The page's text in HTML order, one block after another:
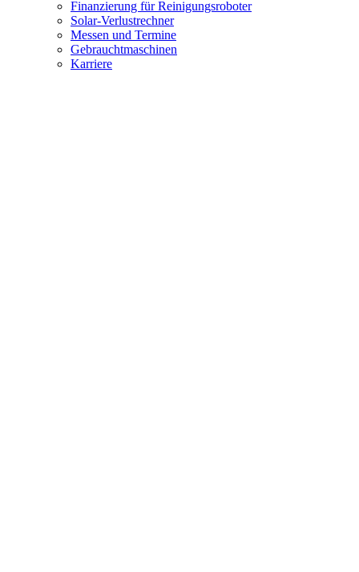
Finanzierung für Reinigungsroboter
Solar-Verlustrechner
Messen und Termine
Gebrauchtmaschinen
Karriere